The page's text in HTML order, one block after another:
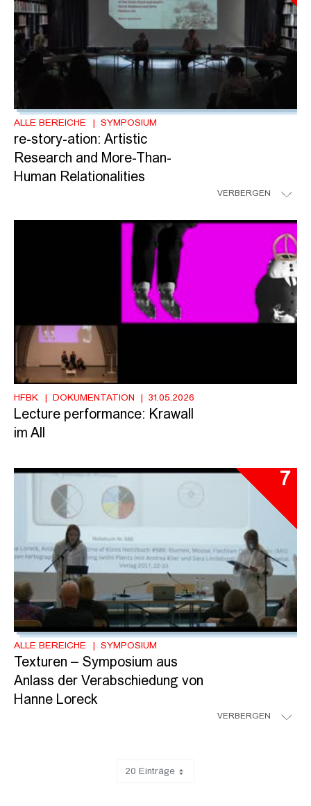
ALLE BEREICHE SYMPOSIUM
re-story-ation: Artistic
Research and More-Than-
Human Relationalities
VERBERGEN
HFBK DOKUMENTATION 31.05.2026
Lecture performance: Krawall
im All
7
ALLE BEREICHE SYMPOSIUM
Texturen – Symposium aus
Anlass der Verabschiedung von
Hanne Loreck
VERBERGEN
20 Einträge